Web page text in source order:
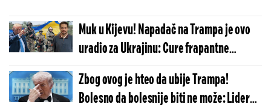
Muk u Kijevu! Napadač na Trampa je ovo
uradio za Ukrajinu: Cure frapantne
informacije istrage, nešto veoma čudno
se dešava
Zbog ovog je hteo da ubije Trampa!
Bolesno da bolesnije biti ne može: Lider